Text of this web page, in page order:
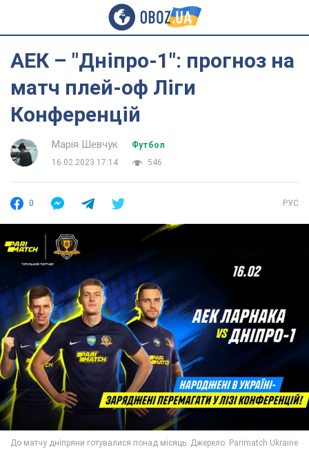
АЕК – "Дніпро-1": прогноз на
матч плей-оф Ліги
Конференцій
Марія Шевчук
Футбол
16.02.2023 17:14
546
0 РУС